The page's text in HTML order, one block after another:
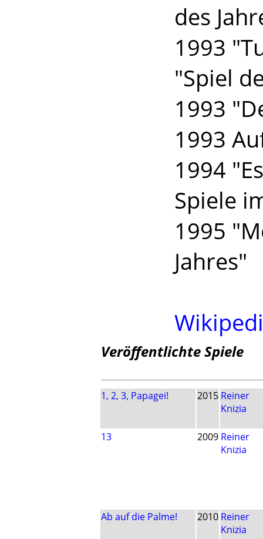
des
1993
"Spiel
1993
1993
1994
Spiele
1995
Jahres"
Veröffentlichte Spiele
1, 2, 3, Papagei! 2015 Reiner
Knizia
13 2009 Reiner
Knizia
Ab auf die Palme! 2010 Reiner
Knizia